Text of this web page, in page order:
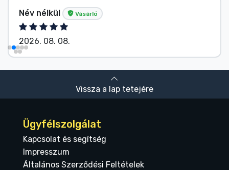
Név nélkül Vásárló
2026. 08. 08.
Vissza a lap tetejére
Ügyfélszolgálat
Kapcsolat és segítség
Impresszum
Általános Szerződési Feltételek